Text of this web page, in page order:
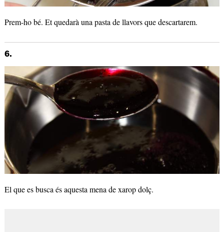
Prem-ho bé. Et quedarà una pasta de llavors que descartarem.
6.
El que es busca és aquesta mena de xarop dolç.